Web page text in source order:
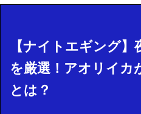
【ナイトエギング
を厳選！アオリイカ
とは？